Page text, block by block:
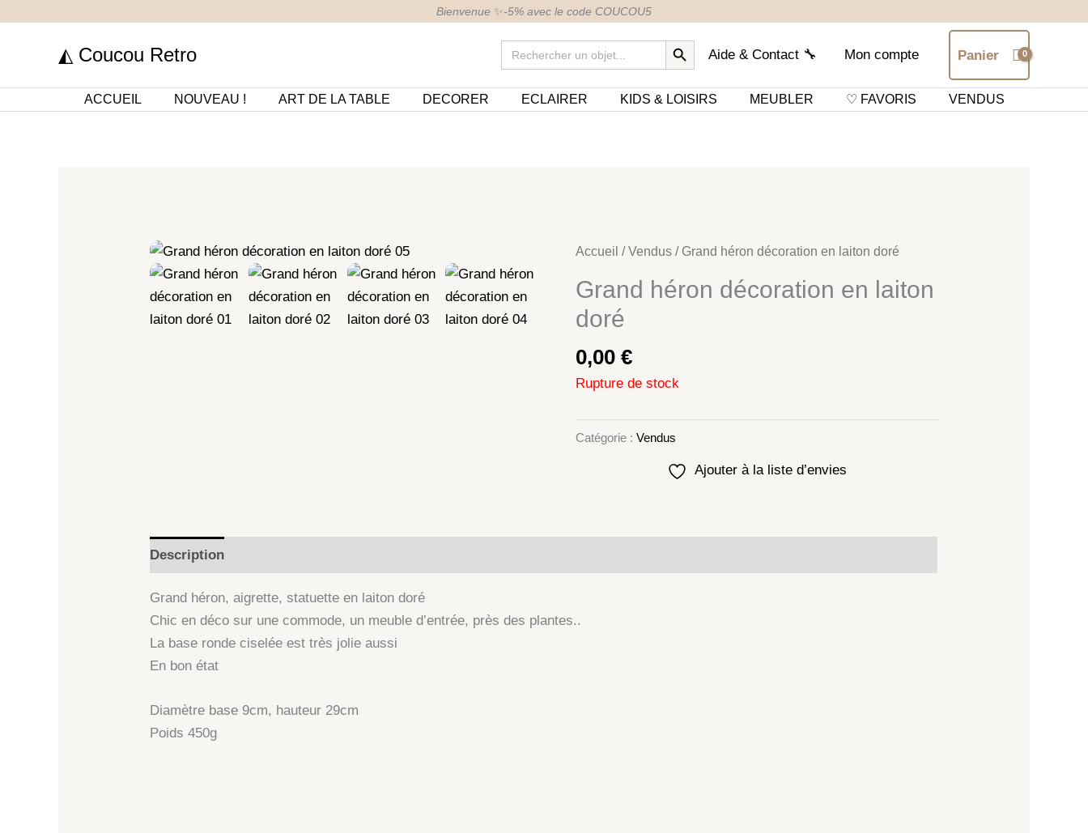
Bienvenue ✨-5% avec le code COUCOU5
◭ Coucou Retro
Search
for:
SEARCH BUTTON
Aide & Contact 🔧 Mon compte Panier
ACCUEIL NOUVEAU ! ART DE LA TABLE DECORER ECLAIRER KIDS & LOISIRS MEUBLER ♡ FAVORIS VENDUS
Accueil /Vendus/ Grand héron décoration en laiton doré
Grand héron décoration en laiton
doré
0,00 €
Rupture de stock
Catégorie : Vendus
Ajouter à la liste d’envies
Description
Grand héron, aigrette, statuette en laiton doré
Chic en déco sur une commode, un meuble d’entrée, près des plantes..
La base ronde ciselée est très jolie aussi
En bon état
Diamètre base 9cm, hauteur 29cm
Poids 450g